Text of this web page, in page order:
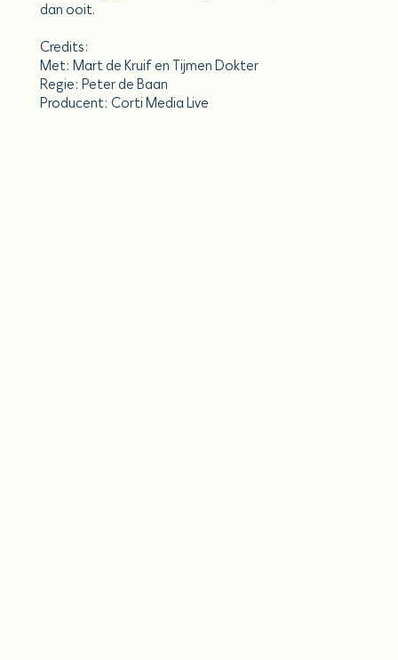
dan ooit.
Credits:
Met: Mart de Kruif en Tijmen Dokter
Regie: Peter de Baan
Producent: Corti Media Live